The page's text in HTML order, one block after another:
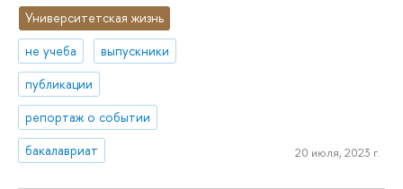
Университетская жизнь
не учеба
выпускники
публикации
репортаж о событии
бакалавриат
20 июля, 2023 г.